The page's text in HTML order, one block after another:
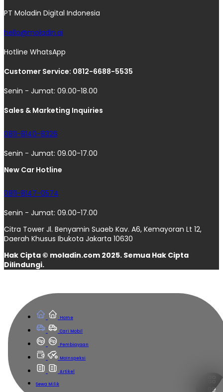
Home
Cari Mobil
Pembiayaan
MoInspeksi
Artikel
Sewa Milik
PT Moladin Digital Indonesia
hello@moladin.ai
Hotline WhatsApp
Customer Service: 0812-6688-5535
Senin - Jumat: 09.00-18.00
Sales & Marketing Inquiries
0811-8140-8326
Senin - Jumat: 09.00-17.00
New Car Hotline
0811-8147-0574
Senin - Jumat: 09.00-17.00
Citra Tower Jl. Benyamin Suaeb Kav. A6, Kemayoran Lt 12,
Daerah Khusus Ibukota Jakarta 10630
Hak Cipta © moladin.com 2025. Semua Hak Cipta
Dilindungi.